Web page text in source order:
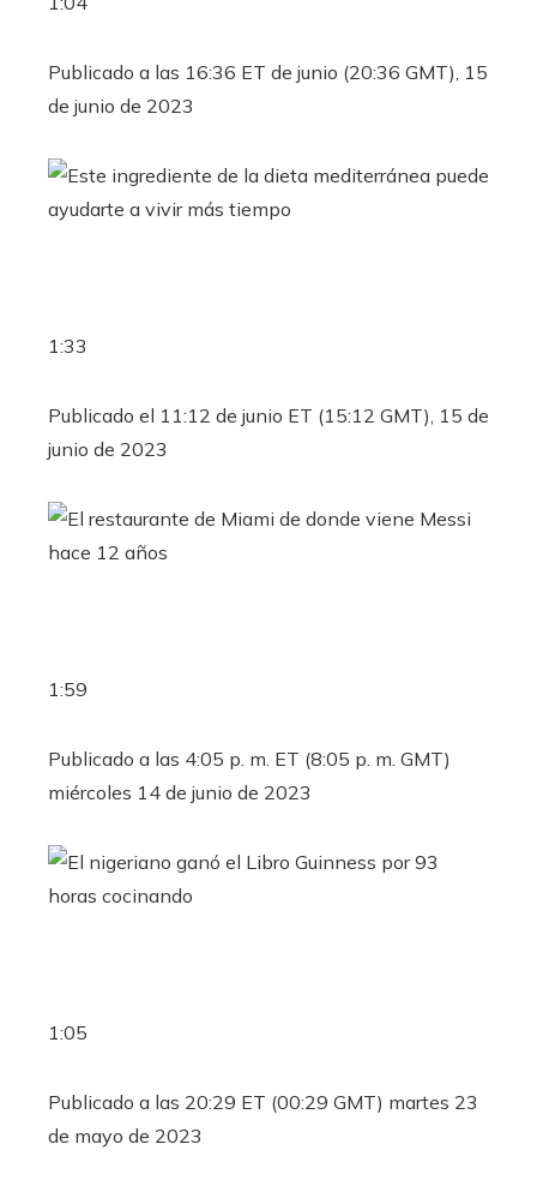
Publicado a las 16:36 ET de junio (20:36 GMT), 15
de junio de 2023
1:33
Publicado el 11:12 de junio ET (15:12 GMT), 15 de
junio de 2023
1:59
Publicado a las 4:05 p. m. ET (8:05 p. m. GMT)
miércoles 14 de junio de 2023
1:05
Publicado a las 20:29 ET (00:29 GMT) martes 23
de mayo de 2023